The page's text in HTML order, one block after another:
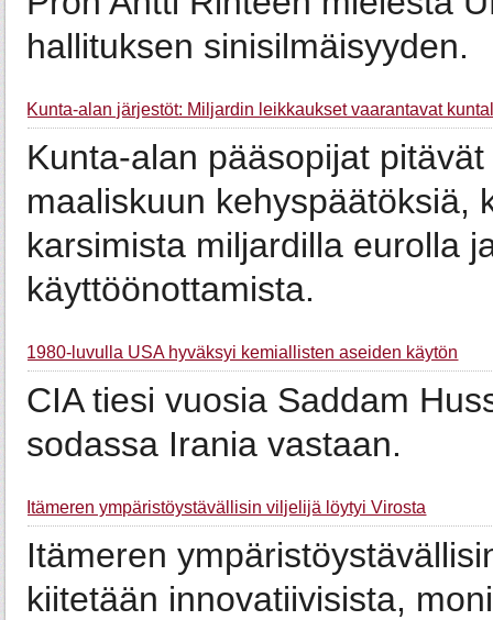
hallituksen sinisilmäisyyden.
Kunta-alan järjestöt: Miljardin leikkaukset vaarantavat
Kunta-alan pääsopijat
maaliskuun kehyspäätöksiä,
karsimista miljardilla eurolla
käyttöönottamista.
1980-luvulla USA hyväksyi kemiallisten aseiden käytön
CIA tiesi vuosia Saddam
sodassa Irania vastaan.
Itämeren ympäristöystävällisin viljelijä löytyi Virosta
Itämeren
kiitetään innovatiivisista,